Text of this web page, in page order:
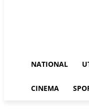
NATIONAL
CINEMA